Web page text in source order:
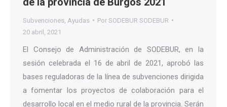
Subvenciones Ayudas Por SODEBUR SODEBUR
20 abril, 2021
El Consejo de Administración de SODEBUR, en la
sesión celebrada el 16 de abril de 2021, aprobó las
bases reguladoras de la línea de subvenciones dirigida
a fomentar los proyectos de colaboración para el
desarrollo local en el medio rural de la provincia. Serán